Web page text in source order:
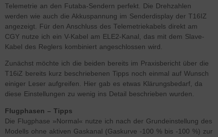
Telemetrie an den Futaba-Sendern perfekt. Die Drehzahlen
werden wie auch die Akkuspannung im Senderdisplay der T16IZ
angezeigt. Für den Anschluss des Telemetriekabels direkt am
CGY nutze ich ein V-Kabel am ELE2-Kanal, das mit dem Slave-
Kabel des Reglers kombiniert angeschlossen wird.
Zunächst möchte ich die beiden bereits im Praxisbericht über die
T16iZ bereits kurz beschriebenen Tipps noch einmal auf Wunsch
einiger Leser aufgreifen. Hier gab es etwas Klärungsbedarf, da
diese Einstellungen zu wenig ins Detail beschrieben wurden.
Flugphasen – Tipps
Die Flugphase »Normal« nutze ich nach der Grundeinstellung des
Modells ohne aktiven Gaskanal (Gaskurve -100 % bis -100 %) zur